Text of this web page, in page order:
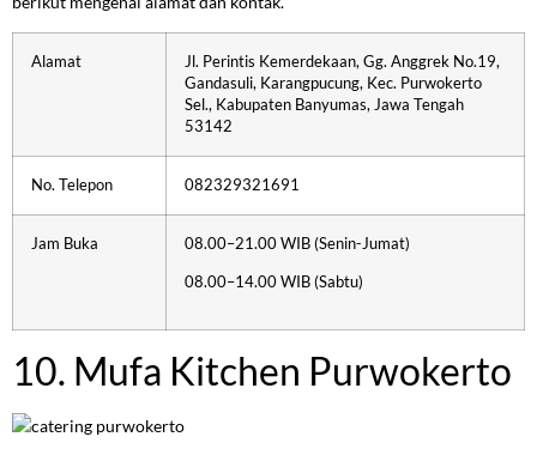
Alamat
Jl. Perintis Kemerdekaan, Gg. Anggrek No.19,
Gandasuli, Karangpucung, Kec. Purwokerto
Sel., Kabupaten Banyumas, Jawa Tengah
53142
No. Telepon 082329321691
Jam Buka 08.00–21.00 WIB (Senin-Jumat)
08.00–14.00 WIB (Sabtu)
10. Mufa Kitchen Purwokerto